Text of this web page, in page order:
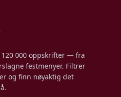
120 000 oppskrifter — fra
festmenyer. Filtrer
og finn nøyaktig det